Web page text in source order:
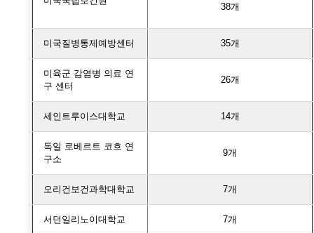
38개
미국질병통제예방센터 35개
미육군 감염병 의료 연
구 센터
26개
세인트루이스대학교 14개
독일 로베르트 코흐 연
구소
9개
오리건보건과학대학교 7개
서던일리노이대학교 7개